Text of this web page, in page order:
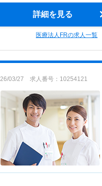
詳細を見る
医療法人FRの求人一覧
03/27 求人番号：10254121